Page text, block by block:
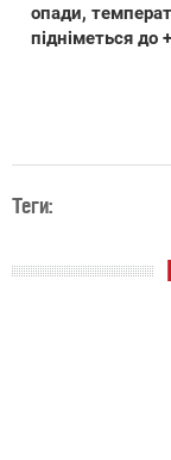
опади,
підніметься до
Теги: